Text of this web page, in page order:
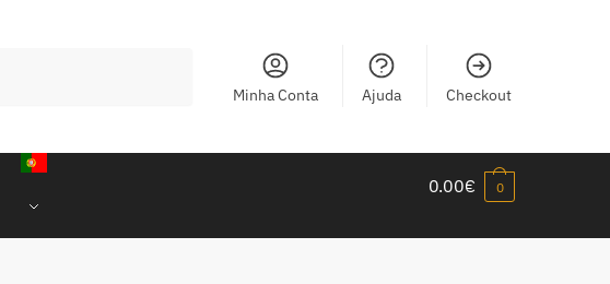
Minha Conta Ajuda Checkout
0.00€ 0